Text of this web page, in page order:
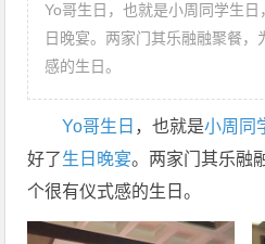
Yo哥生日，也就是小周同学生
日晚宴。两家门其乐融融聚餐
感的生日。
Yo哥生日 ，也就是小周同
好了生日晚宴。两家门其乐融
个很有仪式感的生日。